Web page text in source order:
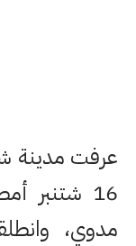
عرفت مدينة
16 شتنبر
مدوي،